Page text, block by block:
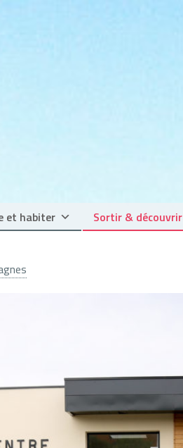
et habiter Sortir & découvrir